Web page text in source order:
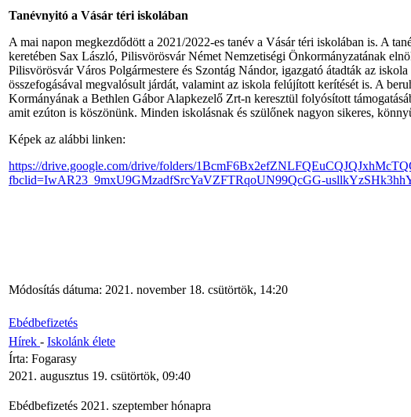
Tanévnyitó a Vásár téri iskolában
A mai napon megkezdődött a 2021/2022-es tanév a Vásár téri iskolában is. A
keretében Sax László, Pilisvörösvár Német Nemzetiségi Önkormányzatának
Pilisvörösvár Város Polgármestere és Szontág Nándor, igazgató átadták az
összefogásával megvalósult járdát, valamint az iskola felújított kerítését is. A
Kormányának a Bethlen Gábor Alapkezelő Zrt-n keresztül folyósított
amit ezúton is köszönünk. Minden iskolásnak és szülőnek nagyon sikeres,
Képek az alábbi linken:
https://drive.google.com/drive/folders/
fbclid=IwAR23_9mxU9GMzadfSrcYaVZFTRqoUN99QcGG-
Módosítás dátuma: 2021. november 18. csütörtök, 14:20
Ebédbefizetés
Hírek - Iskolánk élete
Írta: Fogarasy
2021. augusztus 19. csütörtök, 09:40
Ebédbefizetés 2021. szeptember hónapra